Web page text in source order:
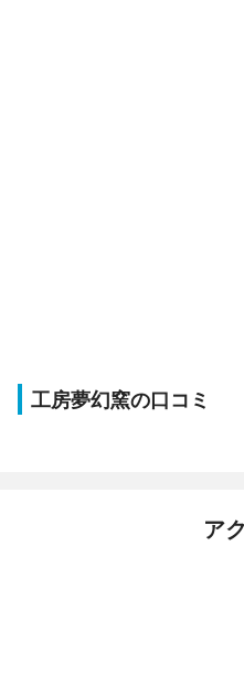
工房夢幻窯の口コミ
ア